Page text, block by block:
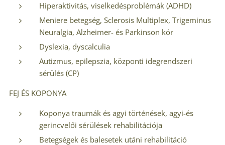
Hiperaktivitás, viselkedésproblémák (ADHD)
Meniere betegség, Sclerosis Multiplex, Trigeminus
Neuralgia, Alzheimer- és Parkinson kór
Dyslexia, dyscalculia
Autizmus, epilepszia, központi idegrendszeri
sérülés (CP)
FEJ ÉS KOPONYA
Koponya traumák és agyi történések, agyi-és
gerincvelői sérülések rehabilitációja
Betegségek és balesetek utáni rehabilitáció